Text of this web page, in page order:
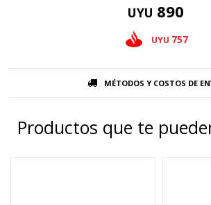
UYU 890
UYU 757
MÉTODOS Y COSTOS DE
Productos que te